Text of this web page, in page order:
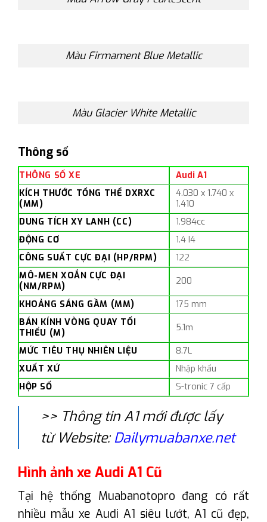
Màu Firmament Blue Metallic
Màu Glacier White Metallic
Thông số
THÔNG SỐ XE
Audi A1
KÍCH THƯỚC TỔNG THỂ DXRXC
(MM)
4.030 x 1.740 x
1.410
DUNG TÍCH XY LANH (CC)
1.984cc
ĐỘNG CƠ
1.4 I4
CÔNG SUẤT CỰC ĐẠI (HP/RPM)
122
MÔ-MEN XOẮN CỰC ĐẠI
(NM/RPM)
200
KHOẢNG SÁNG GẦM (MM)
175 mm
BÁN KÍNH VÒNG QUAY TỐI
THIỂU (M)
5.1m
MỨC TIÊU THỤ NHIÊN LIỆU
8.7L
XUẤT XỨ
Nhập khẩu
HỘP SỐ
S-tronic 7 cấp
>> Thông tin A1 mới được lấy
từ Website: Dailymuabanxe.net
Hình ảnh xe Audi A1 Cũ
Tại hệ thống Muabanotopro đang có rất
nhiều mẫu xe Audi A1 siêu lướt, A1 cũ đẹp,